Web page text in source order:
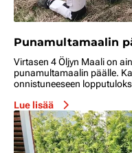
Punamultamaalin
Virtasen 4 Öljyn Maali on
punamultamaalin päälle.
onnistuneeseen
Lue lisää